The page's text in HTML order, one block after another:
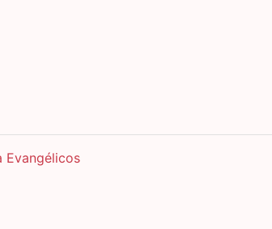
Evangélicos